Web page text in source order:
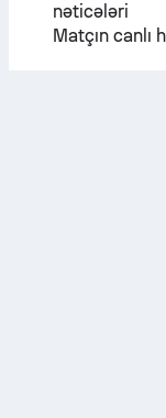
nəticələri
Matçın canlı